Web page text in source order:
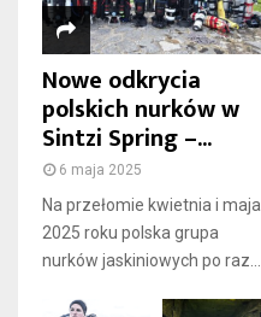
Nowe odkrycia
polskich nurków w
Sintzi Spring –...
6 maja 2025
Na przełomie kwietnia i maja
2025 roku polska grupa
nurków jaskiniowych po raz...